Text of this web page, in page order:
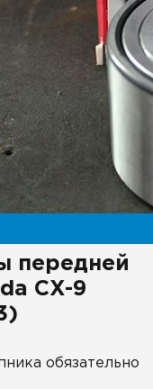
передней
CX-9
обязательно